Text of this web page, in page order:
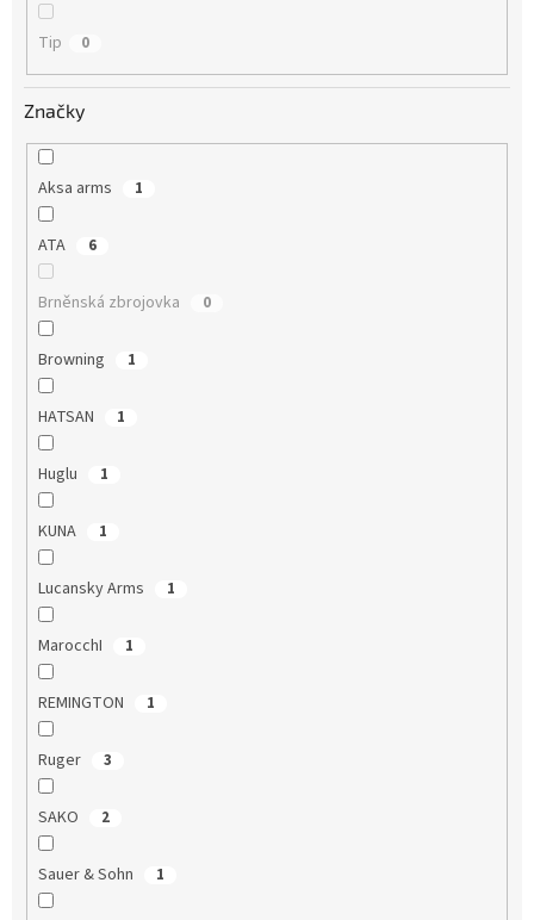
Tip 0
Značky
Aksa arms 1
ATA 6
Brněnská zbrojovka 0
Browning 1
HATSAN 1
Huglu 1
KUNA 1
Lucansky Arms 1
MarocchI 1
REMINGTON 1
Ruger 3
SAKO 2
Sauer & Sohn 1